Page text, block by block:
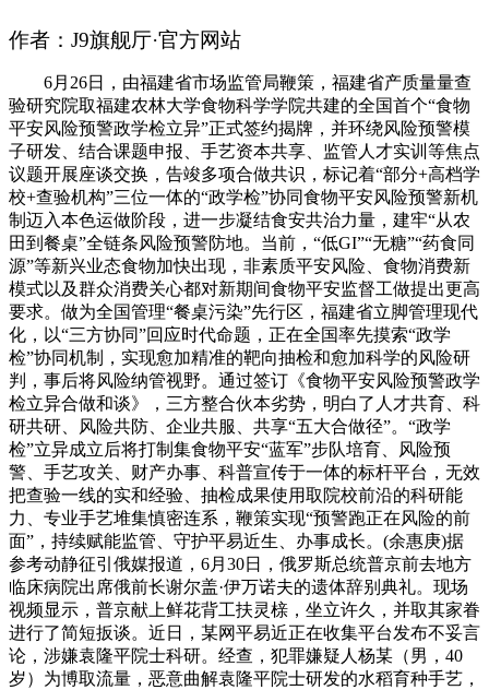
作者：J9旗舰厅·官方网站
6月26日，由福建省市场监管局鞭策，福建省产质量量查
验研究院取福建农林大学食物科学学院共建的全国首个“食物
平安风险预警政学检立异”正式签约揭牌，并环绕风险预警模
子研发、结合课题申报、手艺资本共享、监管人才实训等焦点
议题开展座谈交换，告竣多项合做共识，标记着“部分+高档学
校+查验机构”三位一体的“政学检”协同食物平安风险预警新机
制迈入本色运做阶段，进一步凝结食安共治力量，建牢“从农
田到餐桌”全链条风险预警防地。当前，“低GI”“无糖”“药食同
源”等新兴业态食物加快出现，非素质平安风险、食物消费新
模式以及群众消费关心都对新期间食物平安监督工做提出更高
要求。做为全国管理“餐桌污染”先行区，福建省立脚管理现代
化，以“三方协同”回应时代命题，正在全国率先摸索“政学
检”协同机制，实现愈加精准的靶向抽检和愈加科学的风险研
判，事后将风险纳管视野。通过签订《食物平安风险预警政学
检立异合做和谈》，三方整合伙本劣势，明白了人才共育、科
研共研、风险共防、企业共服、共享“五大合做径”。“政学
检”立异成立后将打制集食物平安“蓝军”步队培育、风险预
警、手艺攻关、财产办事、科普宣传于一体的标杆平台，无效
把查验一线的实和经验、抽检成果使用取院校前沿的科研能
力、专业手艺堆集慎密连系，鞭策实现“预警跑正在风险的前
面”，持续赋能监管、守护平易近生、办事成长。(余惠庚)据
参考动静征引俄媒报道，6月30日，俄罗斯总统普京前去地方
临床病院出席俄前长谢尔盖·伊万诺夫的遗体辞别典礼。现场
视频显示，普京献上鲜花背工扶灵榇，坐立许久，并取其家眷
进行了简短扳谈。近日，某网平易近正在收集平台发布不妥言
论，涉嫌袁隆平院士科研。经查，犯罪嫌疑人杨某（男，40
岁）为博取流量，恶意曲解袁隆平院士研发的水稻育种手艺，